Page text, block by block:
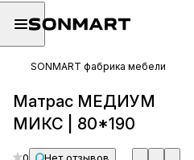
SONMART фабрика мебели
Матрас МЕДИУМ
МИКС | 80*190
0
Нет отзывов